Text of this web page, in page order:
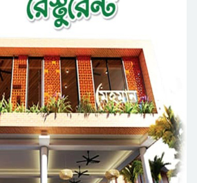
সড়ক দু*র্ঘ*ট*নায় প্রাণ গেল যুবকের
ইউনিভার্সিটিতে রচনা ও আবৃত্তি
পুরষ্কার বিতরণী অনুষ্ঠিত
জুলাই গণ-অভ্যুত্থান দিবস উপলক্ষে
কর্মসুচি পালন
উচ্চ বিদ্যালয়ের নতুন ভবনের
মন্ত্রী মুক্তাদির